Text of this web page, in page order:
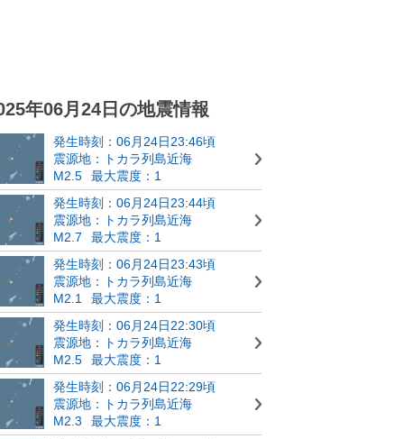
年06月24日の地震情報
発生時刻：06月24日23:46頃
震源地：トカラ列島近海
M2.5
最大震度：1
発生時刻：06月24日23:44頃
震源地：トカラ列島近海
M2.7
最大震度：1
発生時刻：06月24日23:43頃
震源地：トカラ列島近海
M2.1
最大震度：1
発生時刻：06月24日22:30頃
震源地：トカラ列島近海
M2.5
最大震度：1
発生時刻：06月24日22:29頃
震源地：トカラ列島近海
M2.3
最大震度：1